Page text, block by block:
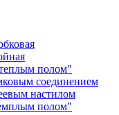
полом"
соединением
настилом
полом"